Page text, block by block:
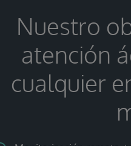
Nuestro
atención
cualquier